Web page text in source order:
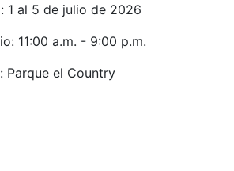
1 al 5 de julio de 2026
11:00 a.m. - 9:00 p.m.
Parque el Country